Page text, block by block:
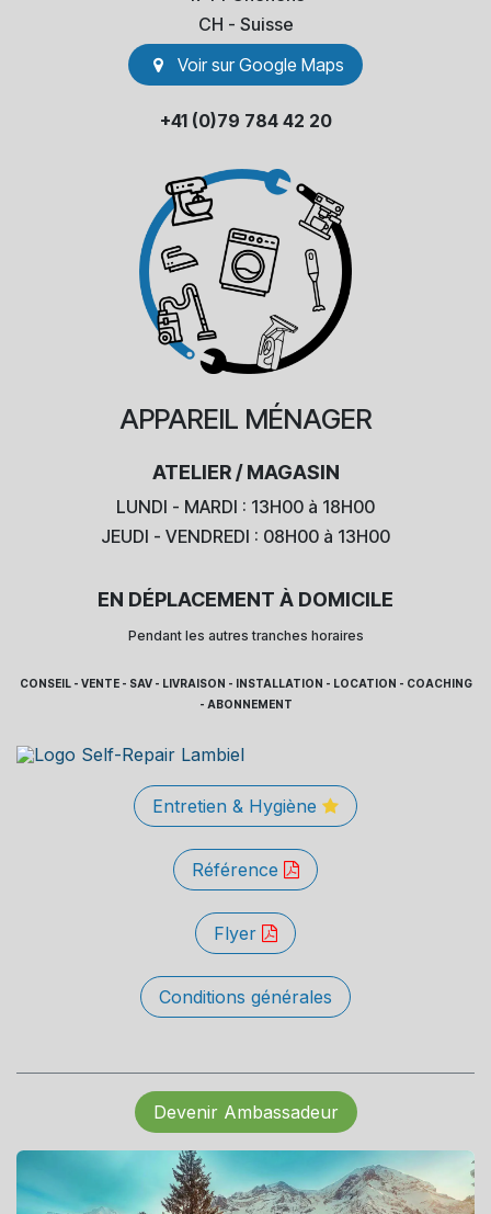
​CH - Suisse
Voir sur Go​​ogle Maps
+41 (0)79 784 42 20
APPAREIL MÉNAGER
ATELIER / MAGASIN
LUNDI - MARDI : 13H00 à 18H00
JEUDI - VENDREDI : 08H00 à 13H00
EN DÉPLACEMENT À DOMICILE
Pendant les autres tranches horaires
CONSEIL - VENTE - SAV - LIVRAISON - INSTALLATION - LOCATION - COACHING
- ABONNEMENT
Entretien & Hygiène
Référence
Flyer
Conditions générales
Devenir Ambassadeur